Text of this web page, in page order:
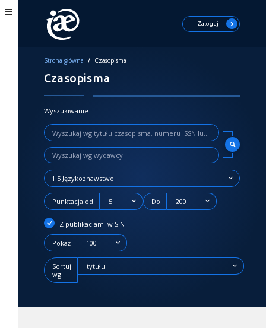
Zaloguj
Strona główna / Czasopisma
Czasopisma
Wyszukiwanie
1.5 Językoznawstwo
Punktacja od 5 Do 200
Z publikacjami w SIN
Pokaż 100
Sortuj
wg
tytułu